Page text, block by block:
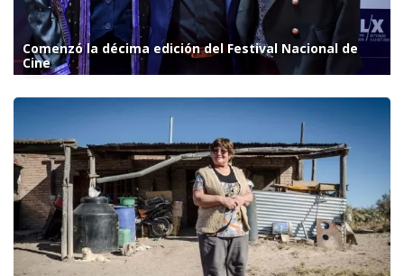
Comenzó la décima edición del Festival Nacional de
Cine